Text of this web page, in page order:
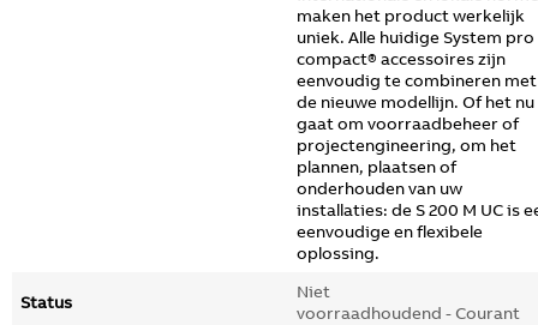
maken het product werkelijk
uniek. Alle huidige System pro
compact® accessoires zijn
eenvoudig te combineren met
de nieuwe modellijn. Of het nu
gaat om voorraadbeheer of
projectengineering, om het
plannen, plaatsen of
onderhouden van uw
installaties: de S 200 M UC is
eenvoudige en flexibele
oplossing.
Status
Niet
voorraadhoudend - Courant